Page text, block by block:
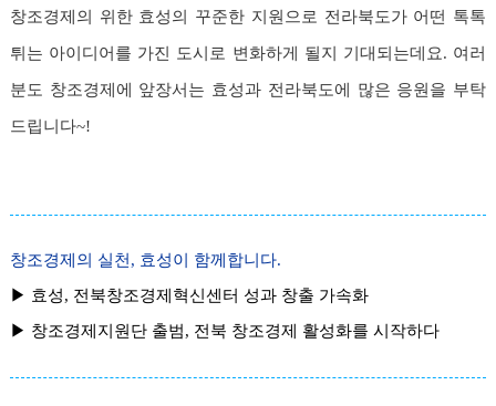
창조경제의 위한 효성의 꾸준한 지원으로 전라북도가 어떤 톡톡
튀는 아이디어를 가진 도시로 변화하게 될지 기대되는데요. 여러
분도 창조경제에 앞장서는 효성과 전라북도에 많은 응원을 부탁
드립니다~!
창조경제의 실천, 효성이 함께합니다.
▶ 효성, 전북창조경제혁신센터 성과 창출 가속화
▶ 창조경제지원단 출범, 전북 창조경제 활성화를 시작하다